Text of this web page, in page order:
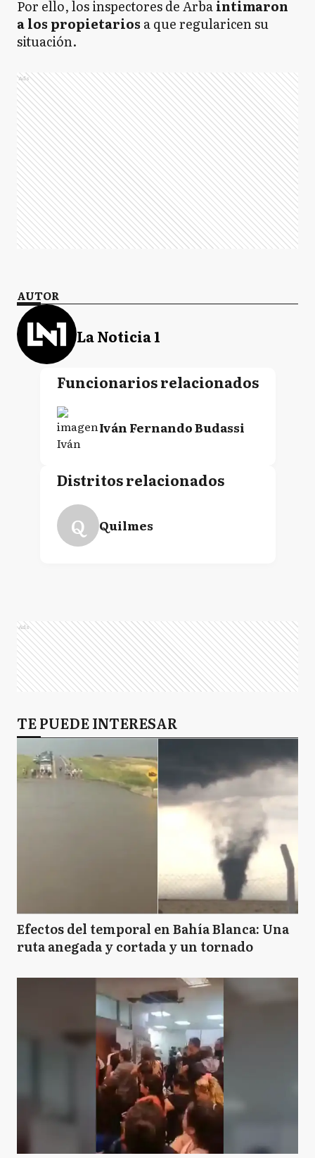
Por ello, los inspectores de Arbaintimaron
a los propietarios a que regularicen su
situación.
Ads
AUTOR
La Noticia 1
Funcionarios relacionados
Iván Fernando Budassi
Distritos relacionados
Q Quilmes
Ads
TE PUEDE INTERESAR
Efectos del temporal en Bahía Blanca: Una
ruta anegada y cortada y un tornado